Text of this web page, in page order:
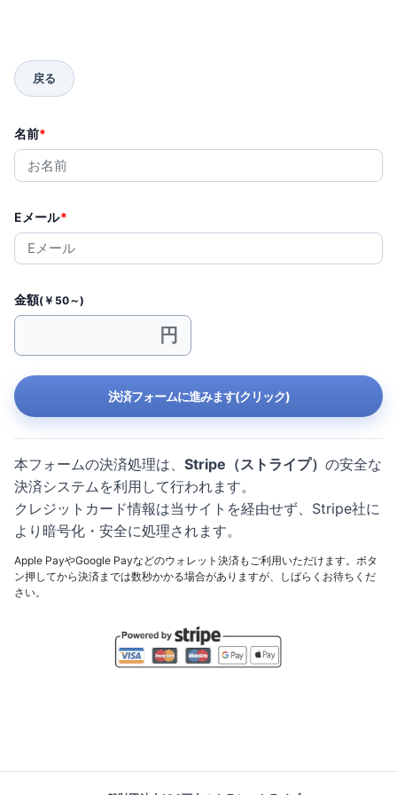
名前*
Eメール*
金額(￥50～)
決済フォームに進みます(クリック)
本フォームの決済処理は、 Stripe（ストライプ） の安全な
決済システムを利用して行われます。
クレジットカード情報は当サイトを経由せず、Stripe社に
より暗号化・安全に処理されます。
Apple PayやGoogle Payなどのウォレット決済もご利用いただけます。ボタ
ン押してから決済までは数秒かかる場合がありますが、しばらくお待ちくだ
さい。